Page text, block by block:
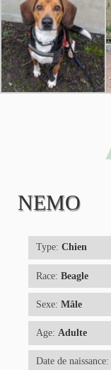
NEMO
Type:Chien
Race:Beagle
Sexe:Mâle
Age: Adulte
Date de naissance: